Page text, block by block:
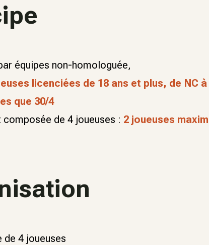
équipes non-homologuée,
licenciées de 18 ans et plus, de NC
que 30/4
composée de 4 joueuses : 2 joueuses
de 4 joueuses